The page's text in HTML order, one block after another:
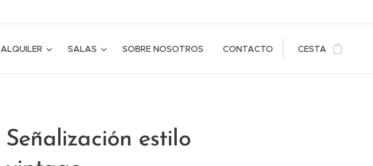
ALQUILER SALAS SOBRE NOSOTROS CONTACTO CESTA
Señalización estilo